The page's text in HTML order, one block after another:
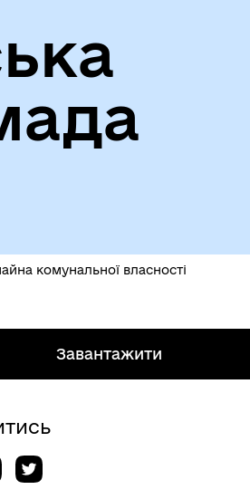
комунальної власності
Завантажити